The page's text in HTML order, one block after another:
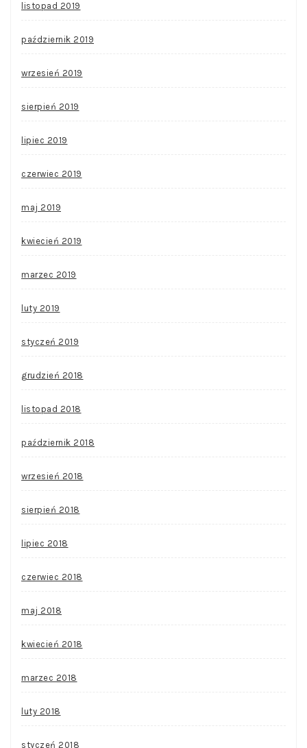
listopad 2019
październik 2019
wrzesień 2019
sierpień 2019
lipiec 2019
czerwiec 2019
maj 2019
kwiecień 2019
marzec 2019
luty 2019
styczeń 2019
grudzień 2018
listopad 2018
październik 2018
wrzesień 2018
sierpień 2018
lipiec 2018
czerwiec 2018
maj 2018
kwiecień 2018
marzec 2018
luty 2018
styczeń 2018